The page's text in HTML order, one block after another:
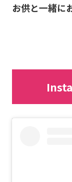
お供と一緒に